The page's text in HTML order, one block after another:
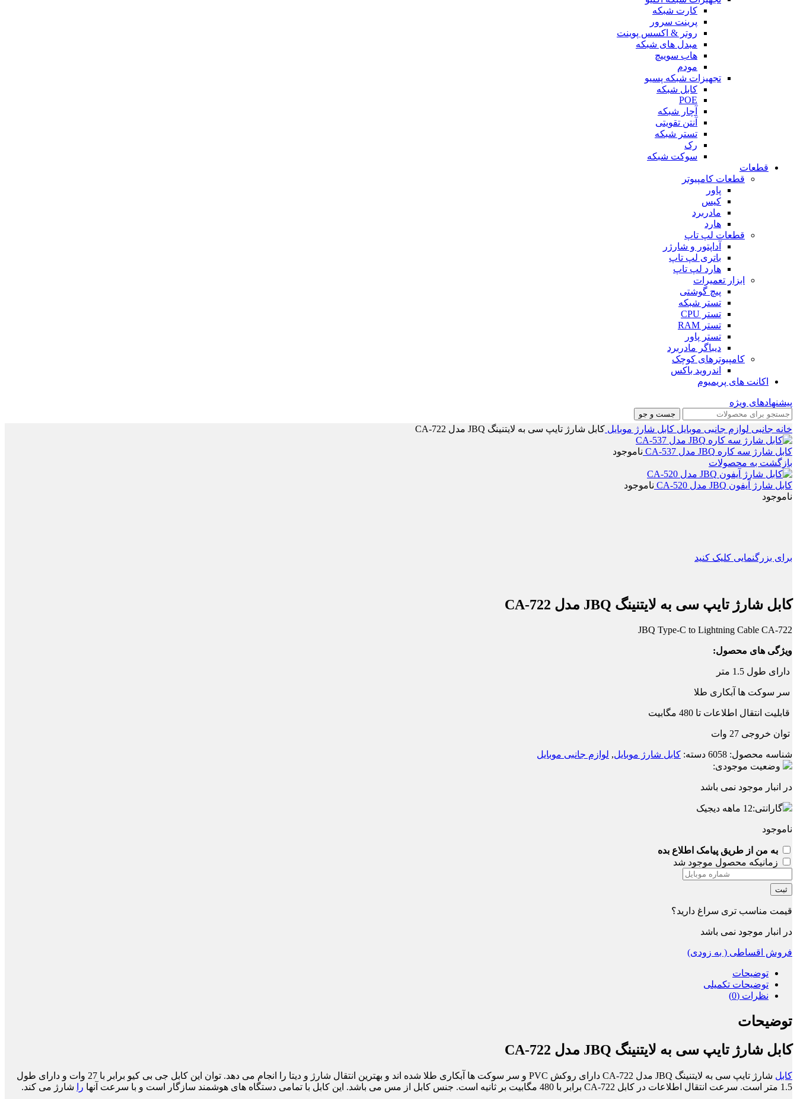
کارت شبکه
پرینت سرور
روتر & اکسس پوینت
مبدل های شبکه
هاب سوییچ
مودم
تجهیزات شبکه پسیو
کابل شبکه
POE
آچار شبکه
آنتن تقویتی
تستر شبکه
رک
سوکت شبکه
قطعات
قطعات کامپیوتر
پاور
کیس
مادربرد
هارد
قطعات لپ تاپ
آداپتور و شارژر
باتری لپ تاپ
هارد لپ تاپ
ابزار تعمیرات
پیچ گوشتی
تستر شبکه
تستر CPU
تستر RAM
تستر پاور
دیباگر مادربرد
کامپیوترهای کوچک
اندروید باکس
اکانت های پریمیوم
پیشنهادهای ویژه
جست و جو
خانه جانبی لوازم جانبی موبایل کابل شارژ موبایل کابل شارژ تایپ سی به لایتنینگ JBQ مدل CA-722
کابل شارژ سه کاره JBQ مدل CA-537
ناموجود
بازگشت به محصولات
کابل شارژ آیفون JBQ مدل CA-520
ناموجود
ناموجود
برای بزرگنمایی کلیک کنید
کابل شارژ تایپ سی به لایتنینگ JBQ مدل CA-722
JBQ Type-C to Lightning Cable CA-722
ویژگی های محصول:
دارای طول 1.5 متر
سر سوکت ها آبکاری طلا
قابلیت انتقال اطلاعات تا 480 مگابیت
توان خروجی 27 وات
شناسه محصول: 6058 دسته: کابل شارژ موبایل, لوازم جانبی موبایل
وضعیت موجودی:
در انبار موجود نمی باشد
گارانتی:12 ماهه دیجیک
ناموجود
به من از طریق پیامک اطلاع بده
زمانیکه محصول موجود شد
ثبت
قیمت مناسب تری سراغ دارید؟
در انبار موجود نمی باشد
فروش اقساطی ( به زودی)
توضیحات
توضیحات تکمیلی
نظرات (0)
توضیحات
کابل شارژ تایپ سی به لایتنینگ JBQ مدل CA-722
کابل
شارژ تایپ سی به لایتنینگ JBQ مدل CA-722 دارای روکش PVC و سر سوکت ها آبکاری طلا شده اند و بهترین انتقال شارژ و دیتا را انجام می دهد. توان این کابل جی بی کیو برابر با 27 وات و دارای طول
1.5 متر است. سرعت انتقال اطلاعات در کابل CA-722 برابر با 480 مگابیت بر ثانیه است. جنس کابل از مس می باشد. این کابل با تمامی دستگاه های هوشمند سازگار است و با سرعت آنها
را شارژ می کند.